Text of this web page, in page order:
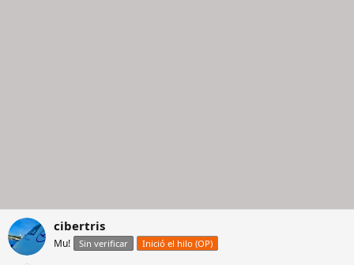
cibertris
Mu! Sin verificar Inició el hilo (OP)